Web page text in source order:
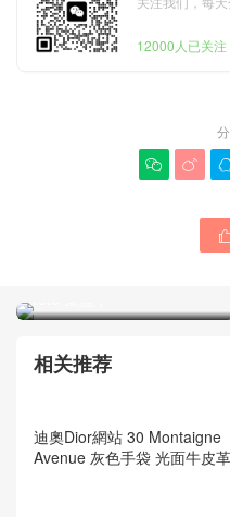
12000人已关注
 
Dior 迪奧女包 新加坡官方旗
Tote 菜籃子